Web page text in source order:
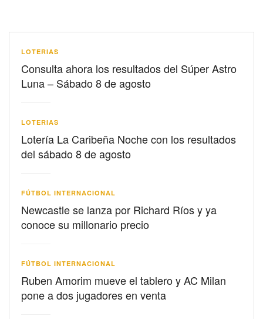
LOTERIAS
Consulta ahora los resultados del Súper Astro
Luna – Sábado 8 de agosto
LOTERIAS
Lotería La Caribeña Noche con los resultados
del sábado 8 de agosto
FÚTBOL INTERNACIONAL
Newcastle se lanza por Richard Ríos y ya
conoce su millonario precio
FÚTBOL INTERNACIONAL
Ruben Amorim mueve el tablero y AC Milan
pone a dos jugadores en venta